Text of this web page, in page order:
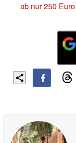
ab nur 250 Euro